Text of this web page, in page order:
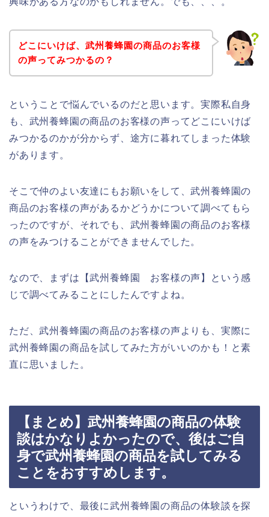
どこにいけば、武州養蜂園の商品のお客様
の声ってみつかるの？
ということで悩んでいるのだと思います。実際私自身
も、武州養蜂園の商品のお客様の声ってどこにいけば
みつかるのかが分からず、途方に暮れてしまった体験
があります。
そこで仲のよい友達にもお願いをして、武州養蜂園の
商品のお客様の声があるかどうかについて調べてもら
ったのですが、それでも、武州養蜂園の商品のお客様
の声をみつけることができませんでした。
なので、まずは【武州養蜂園 お客様の声】という感
じで調べてみることにしたんですよね。
ただ、武州養蜂園の商品のお客様の声よりも、実際に
武州養蜂園の商品を試してみた方がいいのかも！と素
直に思いました。
【まとめ】武州養蜂園の商品の体験
談はかなりよかったので、後はご自
身で武州養蜂園の商品を試してみる
ことをおすすめします。
というわけで、最後に武州養蜂園の商品の体験談を探